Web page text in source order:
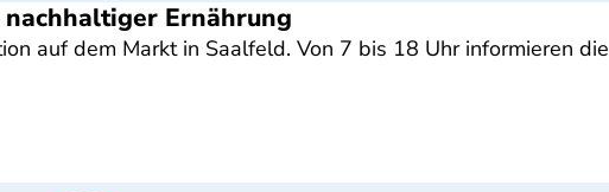
Ernährung
auf dem Markt in Saalfeld. Von 7 bis 18 Uhr informieren die